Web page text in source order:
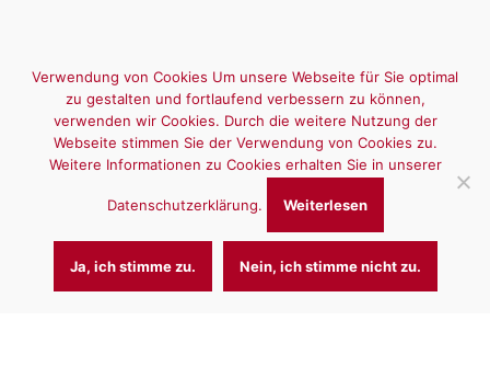
Verwendung von Cookies Um unsere Webseite für Sie optimal
zu gestalten und fortlaufend verbessern zu können,
verwenden wir Cookies. Durch die weitere Nutzung der
Webseite stimmen Sie der Verwendung von Cookies zu.
Weitere Informationen zu Cookies erhalten Sie in unserer
Datenschutzerklärung. Weiterlesen
Ja, ich stimme zu. Nein, ich stimme nicht zu.